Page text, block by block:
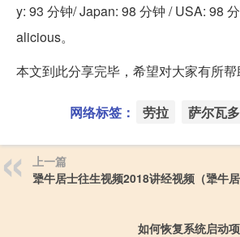
y: 93 分钟/ Japan: 98 分钟 / USA: 98
alicious。
本文到此分享完毕，希望对大家有所帮
网络标签： 劳拉 萨尔瓦多
上一篇
犟牛居士往生视频2018讲经视频（犟牛居
如何恢复系统启动